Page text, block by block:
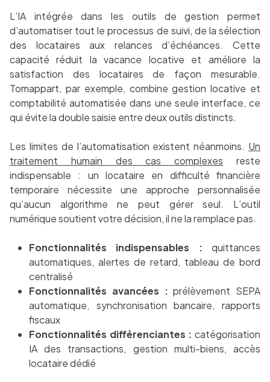
L’IA intégrée dans les outils de gestion permet
d’automatiser tout le processus de suivi, de la sélection
des locataires aux relances d’échéances. Cette
capacité réduit la vacance locative et améliore la
satisfaction des locataires de façon mesurable.
Tomappart, par exemple, combine gestion locative et
comptabilité automatisée dans une seule interface, ce
qui évite la double saisie entre deux outils distincts.
Les limites de l’automatisation existent néanmoins. Un
traitement humain des cas complexes reste
indispensable : un locataire en difficulté financière
temporaire nécessite une approche personnalisée
qu’aucun algorithme ne peut gérer seul. L’outil
numérique soutient votre décision, il ne la remplace pas.
Fonctionnalités indispensables : quittances
automatiques, alertes de retard, tableau de bord
centralisé
Fonctionnalités avancées : prélèvement SEPA
automatique, synchronisation bancaire, rapports
fiscaux
Fonctionnalités différenciantes : catégorisation
IA des transactions, gestion multi-biens, accès
locataire dédié